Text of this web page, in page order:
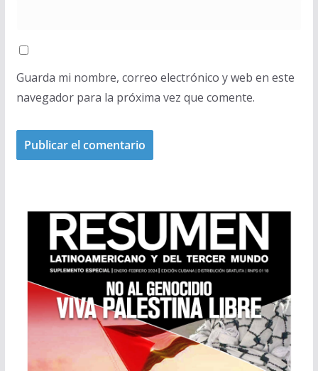
Guarda mi nombre, correo electrónico y web en este
navegador para la próxima vez que comente.